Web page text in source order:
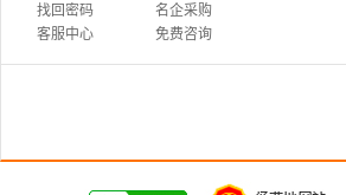
找回密码
客服中心
名企采购
免费咨询